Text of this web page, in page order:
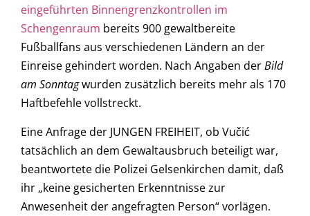
eingeführten Binnengrenzkontrollen im
Schengenraum bereits 900 gewaltbereite
Fußballfans aus verschiedenen Ländern an der
Einreise gehindert worden. Nach Angaben derBild
am Sonntagwurden zusätzlich bereits mehr als 170
Haftbefehle vollstreckt.
Eine Anfrage der JUNGEN FREIHEIT, ob Vučić
tatsächlich an dem Gewaltausbruch beteiligt war,
beantwortete die Polizei Gelsenkirchen damit, daß
ihr „keine gesicherten Erkenntnisse zur
Anwesenheit der angefragten Person“ vorlägen.